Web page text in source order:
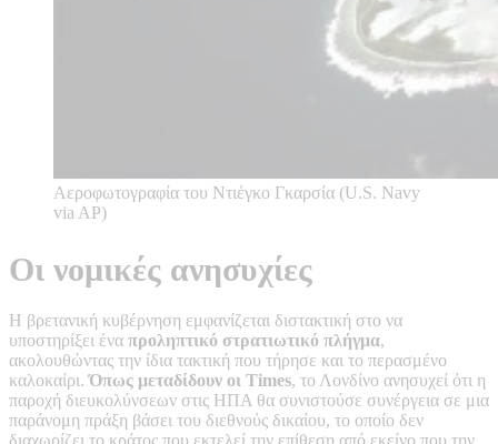
Aεροφωτογραφία του Ντιέγκο Γκαρσία (U.S. Navy
via AP)
Οι νομικές ανησυχίες
Η βρετανική κυβέρνηση εμφανίζεται διστακτική στο να
υποστηρίξει ένα προληπτικό στρατιωτικό πλήγμα,
ακολουθώντας την ίδια τακτική που τήρησε και το περασμένο
καλοκαίρι.Όπως μεταδίδουν οι Times, το Λονδίνο ανησυχεί ότι η
παροχή διευκολύνσεων στις ΗΠΑ θα συνιστούσε συνέργεια σε μια
παράνομη πράξη βάσει του διεθνούς δικαίου, το οποίο δεν